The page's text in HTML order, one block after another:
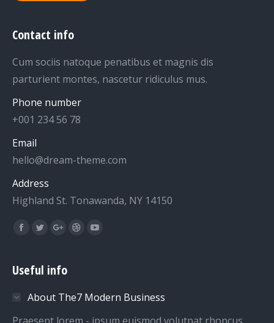
Contact info
Cum sociis natoque penatibus et magnis dis
parturient montes, nascetur ridiculus mus.
Phone number
+001 234 56 78
Email
hello@dream-theme.com
Address
Highland St. Tonawanda, NY 14150
Find us on:
Facebook
TwitterGoogle+
DribbbleYouTube
Useful info
About The7 Modern Business